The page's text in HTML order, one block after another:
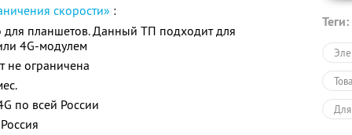
скорости» :
планшетов. Данный ТП подходит для
4G-модулем
не ограничена
по всей России
Теги: